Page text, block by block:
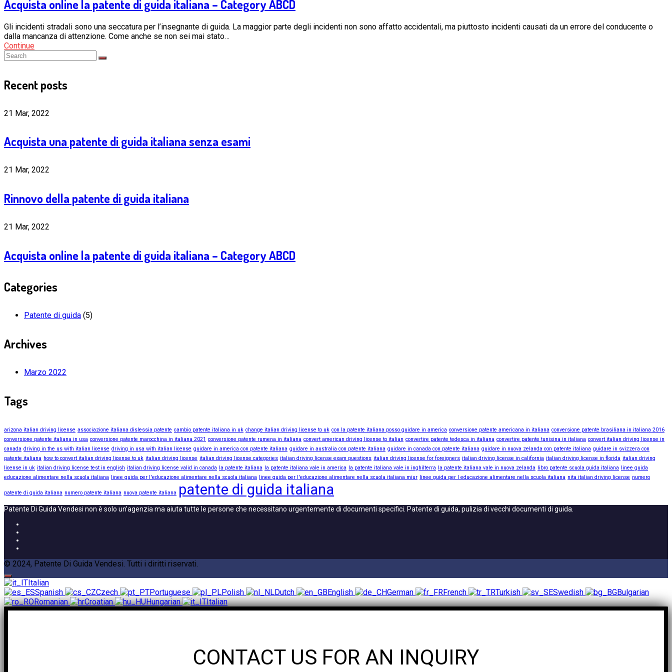
Acquista online la patente di guida italiana – Category ABCD
Gli incidenti stradali sono una seccatura per l’insegnante di guida. La maggior parte degli incidenti non sono affatto accidentali, ma piuttosto incidenti causati da un errore del conducente o
dalla mancanza di attenzione. Come anche se non sei mai stato…
Continue
Recent posts
21 Mar, 2022
Acquista una patente di guida italiana senza esami
21 Mar, 2022
Rinnovo della patente di guida italiana
21 Mar, 2022
Acquista online la patente di guida italiana – Category ABCD
Categories
Patente di guida (5)
Archives
Marzo 2022
Tags
arizona italian driving license associazione italiana dislessia patente cambio patente italiana in uk change italian driving license to uk con la patente italiana posso guidare in america conversione patente americana in italiana conversione patente brasiliana in italiana 2016
conversione patente italiana in usa conversione patente marocchina in italiana 2021 conversione patente rumena in italiana convert american driving license to italian convertire patente tedesca in italiana convertire patente tunisina in italiana convert italian driving license in
canada driving in the us with italian license driving in usa with italian license guidare in america con patente italiana guidare in australia con patente italiana guidare in canada con patente italiana guidare in nuova zelanda con patente italiana guidare in svizzera con
patente italiana how to convert italian driving license to uk italian driving license italian driving license categories italian driving license exam questions italian driving license for foreigners italian driving license in california italian driving license in florida italian driving
license in uk italian driving license test in english italian driving license valid in canada la patente italiana la patente italiana vale in america la patente italiana vale in inghilterra la patente italiana vale in nuova zelanda libro patente scuola guida italiana
linee guida
educazione alimentare nella scuola italiana
linee guida per l'educazione alimentare nella scuola italiana linee guida per l'educazione alimentare nella scuola italiana miur linee guida per l educazione alimentare nella scuola italiana nita italian driving license numero
patente di guida italiana numero patente italiana nuova patente italiana patente di guida italiana
Patente Di Guida Vendesi non è solo un’agenzia ma aiuta tutte le persone che necessitano urgentemente di documenti specifici. Patente di guida, pulizia di vecchi documenti di guida.
© 2024, Patente Di Guida Vendesi. Tutti i diritti riservati.
Italian
Spanish
Czech Portuguese Polish Dutch English German French Turkish Swedish
Bulgarian
Romanian
Croatian Hungarian Italian
CONTACT US FOR AN INQUIRY